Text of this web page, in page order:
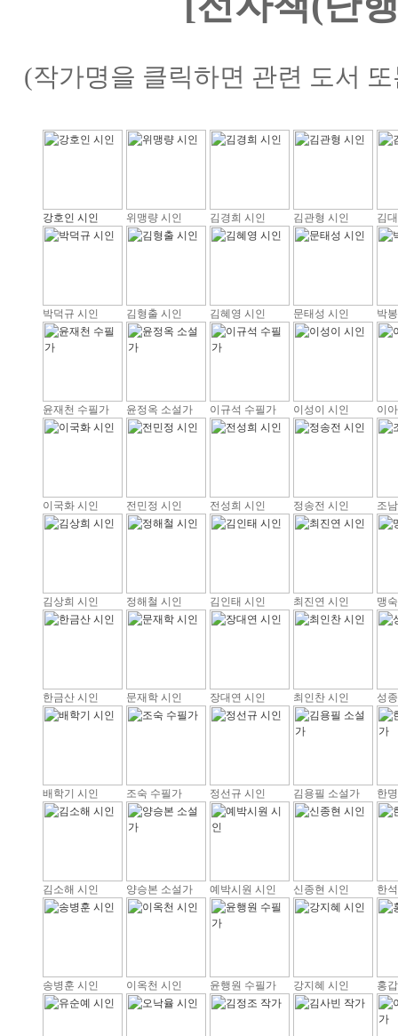
(작가명을 클릭하면 관련 도서
강호인 시인 위맹량 시인 김경희 시인 김관형 시인 김
박덕규 시인 김형출 시인 김혜영 시인 문태성 시인 박
윤재천 수필가 윤정옥 소설가 이규석 수필가 이성이 시인 이
이국화 시인 전민정 시인 전성희 시인 정송전 시인 조
김상희 시인 정해철 시인 김인태 시인 최진연 시인 맹
한금산 시인 문재학 시인 장대연 시인 최인찬 시인 성
배학기 시인 조숙 수필가 정선규 시인 김용필 소설가 한
김소해 시인 양승본 소설가 예박시원 시인 신종현 시인 한
송병훈 시인 이옥천 시인 윤행원 수필가 강지혜 시인 홍